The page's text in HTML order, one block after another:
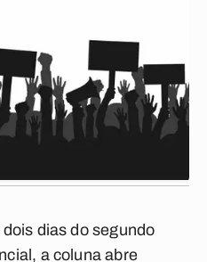
dias do segundo
a coluna abre